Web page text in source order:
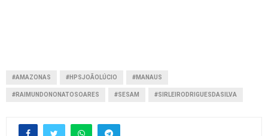
#AMAZONAS #HPSJOÃOLÚCIO #MANAUS
#RAIMUNDONONATOSOARES #SESAM #SIRLEIRODRIGUESDASILVA